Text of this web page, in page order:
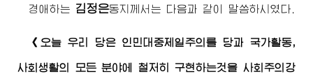
경애하는 김정은동지 께서는 다음과 같이 말씀하시였다.
《오늘 우리 당은 인민대중제일주의를 당과 국가활동,
사회생활의 모든 분야에 철저히 구현하는것을 사회주의강